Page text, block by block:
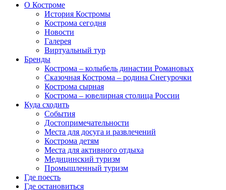
О Костроме
История Костромы
Кострома сегодня
Новости
Галерея
Виртуальный тур
Бренды
Кострома – колыбель династии Романовых
Сказочная Кострома – родина Снегурочки
Кострома сырная
Кострома – ювелирная столица России
Куда сходить
События
Достопримечательности
Места для досуга и развлечений
Кострома детям
Места для активного отдыха
Медицинский туризм
Промышленный туризм
Где поесть
Где остановиться